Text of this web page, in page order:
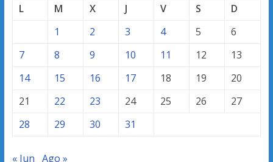
L
M X J V S
D
1
2 3 4 5
6
7
8 9 10 11 12
13
14
15 16 17 18 19
20
21
22 23 24 25 26
27
28
29 30 31
« Jun Ago »